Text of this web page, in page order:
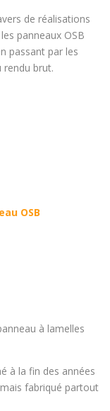
de réalisations
panneaux OSB
passant par les
rendu brut.
OSB
à lamelles
à la fin des années
fabriqué partout